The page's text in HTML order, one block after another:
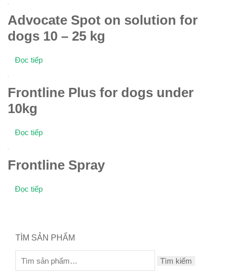
Advocate Spot on solution for
dogs 10 – 25 kg
Đọc tiếp
Frontline Plus for dogs under
10kg
Đọc tiếp
Frontline Spray
Đọc tiếp
TÌM SẢN PHẨM
Tìm kiếm